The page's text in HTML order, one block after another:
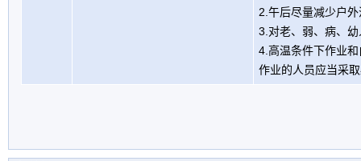
2.午后尽量减少户
3.对老、弱、病、
4.高温条件下作业
作业的人员应当采